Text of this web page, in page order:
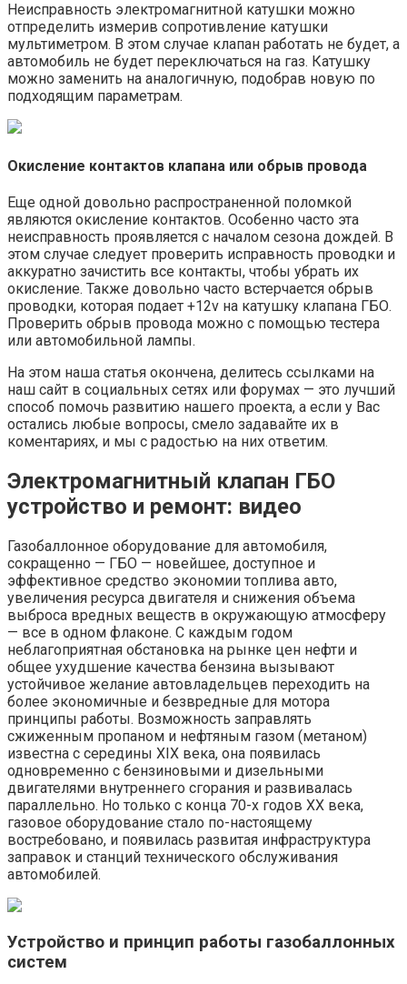
Неисправность электромагнитной катушки можно
отпределить измерив сопротивление катушки
мультиметром. В этом случае клапан работать не будет, а
автомобиль не будет переключаться на газ. Катушку
можно заменить на аналогичную, подобрав новую по
подходящим параметрам.
Окисление контактов клапана или обрыв провода
Еще одной довольно распространенной поломкой
являются окисление контактов. Особенно часто эта
неисправность проявляется с началом сезона дождей. В
этом случае следует проверить исправность проводки и
аккуратно зачистить все контакты, чтобы убрать их
окисление. Также довольно часто встерчается обрыв
проводки, которая подает +12v на катушку клапана ГБО.
Проверить обрыв провода можно с помощью тестера
или автомобильной лампы.
На этом наша статья окончена, делитесь ссылками на
наш сайт в социальных сетях или форумах — это лучший
способ помочь развитию нашего проекта, а если у Вас
остались любые вопросы, смело задавайте их в
коментариях, и мы с радостью на них ответим.
Электромагнитный клапан ГБО
устройство и ремонт: видео
Газобаллонное оборудование для автомобиля,
сокращенно — ГБО — новейшее, доступное и
эффективное средство экономии топлива авто,
увеличения ресурса двигателя и снижения объема
выброса вредных веществ в окружающую атмосферу
— все в одном флаконе. С каждым годом
неблагоприятная обстановка на рынке цен нефти и
общее ухудшение качества бензина вызывают
устойчивое желание автовладельцев переходить на
более экономичные и безвредные для мотора
принципы работы. Возможность заправлять
сжиженным пропаном и нефтяным газом (метаном)
известна с середины XIX века, она появилась
одновременно с бензиновыми и дизельными
двигателями внутреннего сгорания и развивалась
параллельно. Но только с конца 70-х годов XX века,
газовое оборудование стало по-настоящему
востребовано, и появилась развитая инфраструктура
заправок и станций технического обслуживания
автомобилей.
Устройство и принцип работы газобаллонных
систем